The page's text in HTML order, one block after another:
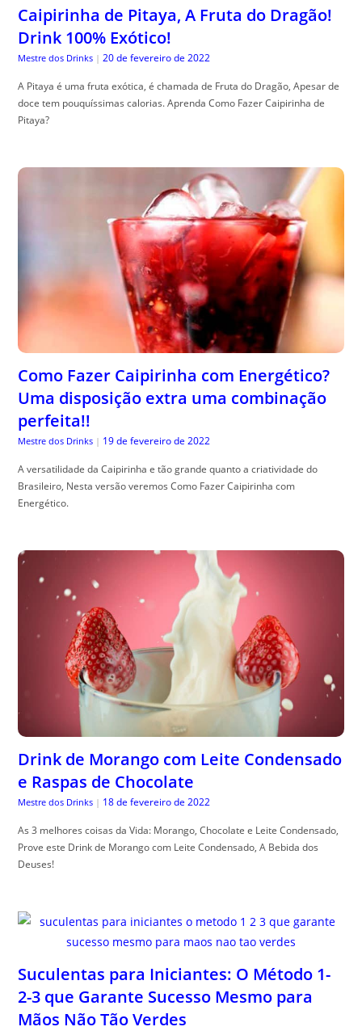
Caipirinha de Pitaya, A Fruta do Dragão!
Drink 100% Exótico!
Mestre dos Drinks | 20 de fevereiro de 2022
A Pitaya é uma fruta exótica, é chamada de Fruta do Dragão, Apesar de
doce tem pouquíssimas calorias. Aprenda Como Fazer Caipirinha de
Pitaya?
Como Fazer Caipirinha com Energético?
Uma disposição extra uma combinação
perfeita!!
Mestre dos Drinks | 19 de fevereiro de 2022
A versatilidade da Caipirinha e tão grande quanto a criatividade do
Brasileiro, Nesta versão veremos Como Fazer Caipirinha com
Energético.
Drink de Morango com Leite Condensado
e Raspas de Chocolate
Mestre dos Drinks | 18 de fevereiro de 2022
As 3 melhores coisas da Vida: Morango, Chocolate e Leite Condensado,
Prove este Drink de Morango com Leite Condensado, A Bebida dos
Deuses!
Suculentas para Iniciantes: O Método 1-
2-3 que Garante Sucesso Mesmo para
Mãos Não Tão Verdes